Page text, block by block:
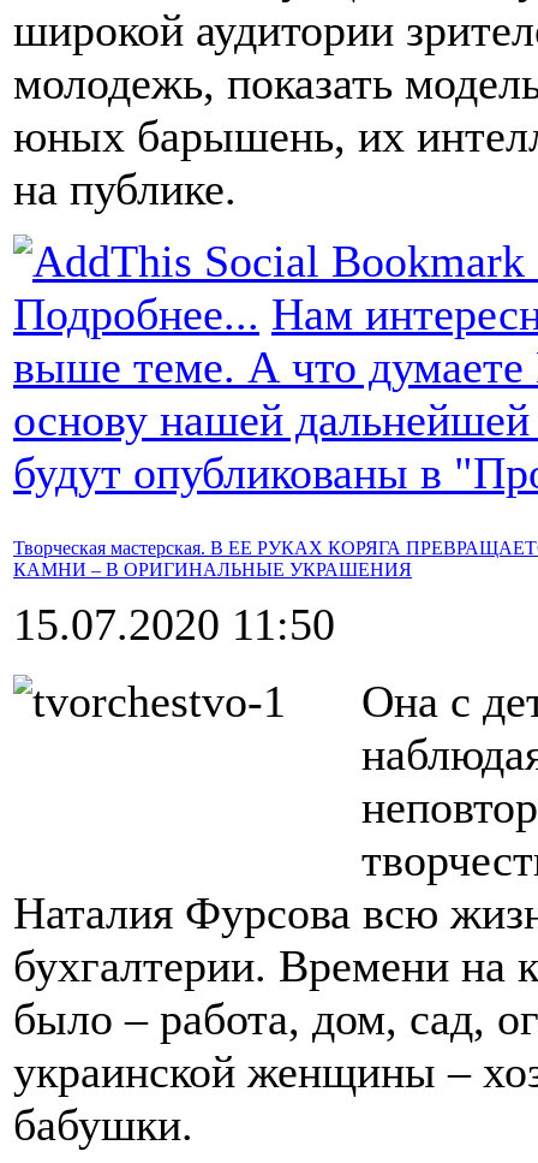
широкой аудитории
молодежь, показать
юных барышень, их
на публике.
Подробнее... Нам
выше теме. А что
основу нашей
будут опубликованы в
Творческая мастерская. В ЕЕ РУКАХ КОРЯГА
КАМНИ – В ОРИГИНАЛЬНЫЕ УКРАШЕНИЯ
15.07.2020 11:50
Она с
Наталия Фурсова всю
бухгалтерии. Времени на
было – работа, дом, сад,
украинской женщины –
бабушки.